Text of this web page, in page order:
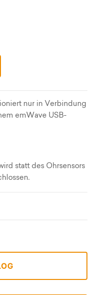
nur in Verbindung
emWave USB-
statt des Ohrsensors